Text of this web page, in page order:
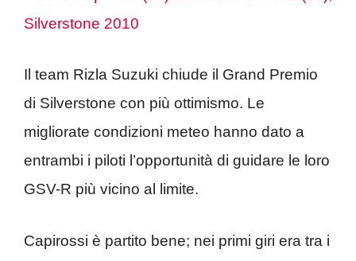
Il team Rizla Suzuki chiude il Grand Premio
di Silverstone con più ottimismo. Le
migliorate condizioni meteo hanno dato a
entrambi i piloti l’opportunità di guidare le loro
GSV-R più vicino al limite.
Capirossi è partito bene; nei primi giri era tra i